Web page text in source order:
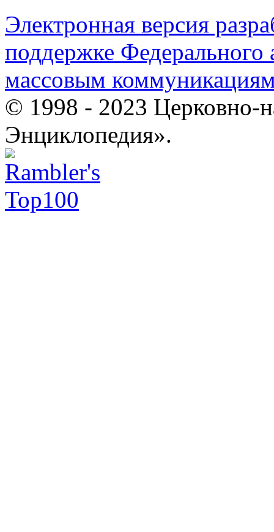
Электронная версия
поддержке Федерального
массовым
© 1998 - 2023 Церковно-
Энциклопедия».